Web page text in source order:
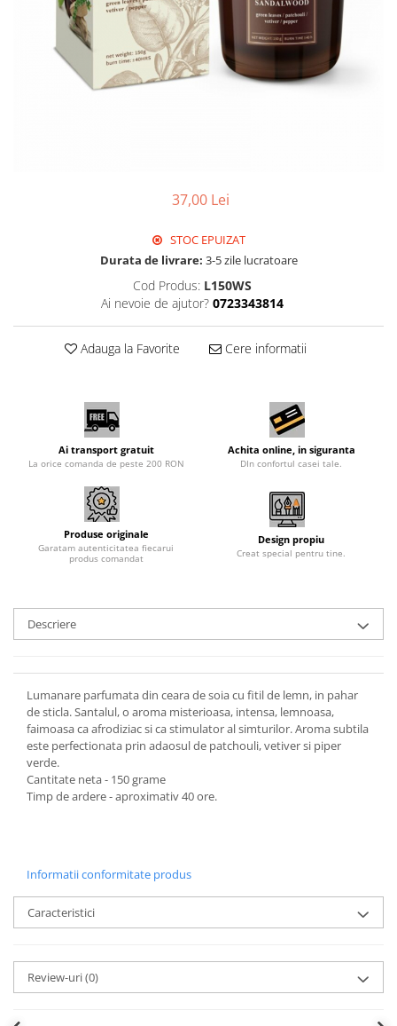
37,00 Lei
STOC EPUIZAT
Durata de livrare: 3-5 zile lucratoare
Cod Produs: L150WS
Ai nevoie de ajutor? 0723343814
Adauga la Favorite Cere informatii
Ai transport gratuit
La orice comanda de peste 200 RON
Achita online, in siguranta
DIn confortul casei tale.
Produse originale
Garatam autenticitatea fiecarui
produs comandat
Design propiu
Creat special pentru tine.
Descriere
Lumanare parfumata din ceara de soia cu fitil de lemn, in pahar
de sticla. Santalul, o aroma misterioasa, intensa, lemnoasa,
faimoasa ca afrodiziac si ca stimulator al simturilor. Aroma subtila
este perfectionata prin adaosul de patchouli, vetiver si piper
verde.
Cantitate neta - 150 grame
Timp de ardere - aproximativ 40 ore.
Informatii conformitate produs
Caracteristici
Review-uri(0)